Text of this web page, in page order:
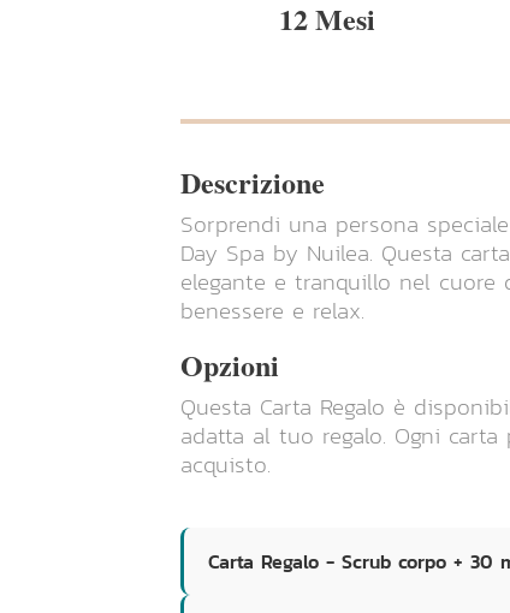
12 Mesi
Descrizione
Sorprendi una persona
Day Spa by Nuilea. Questa
elegante e tranquillo nel
benessere e relax.
Opzioni
Questa Carta Regalo è
adatta al tuo regalo. Ogni
acquisto.
Carta Regalo - Scrub corpo + 30